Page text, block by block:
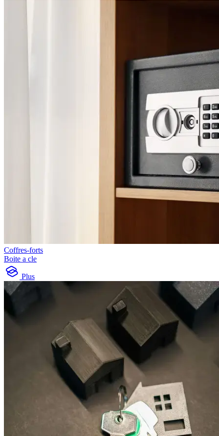
Coffres-forts
Boite a cle
Plus